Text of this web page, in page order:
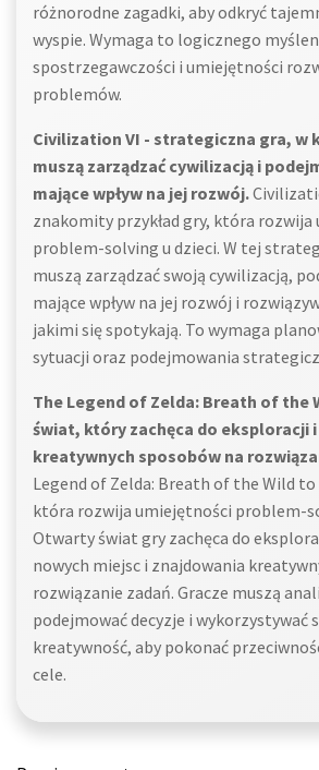
różnorodne zagadki, aby odkryć
wyspie. Wymaga to logicznego
spostrzegawczości i umiejętności
problemów.
Civilization VI - strategiczna gra, w
muszą zarządzać cywilizacją i
mające wpływ na jej rozwój.
znakomity przykład gry, która
problem-solving u dzieci. W tej
muszą zarządzać swoją cywilizacją,
mające wpływ na jej rozwój i
jakimi się spotykają. To wymaga
sytuacji oraz podejmowania
The Legend of Zelda: Breath of the
świat, który zachęca do eksploracji
kreatywnych sposobów na
Legend of Zelda: Breath of the Wild to
która rozwija umiejętności problem-
Otwarty świat gry zachęca do
nowych miejsc i znajdowania
rozwiązanie zadań. Gracze muszą
podejmować decyzje i wykorzystywać
kreatywność, aby pokonać
cele.